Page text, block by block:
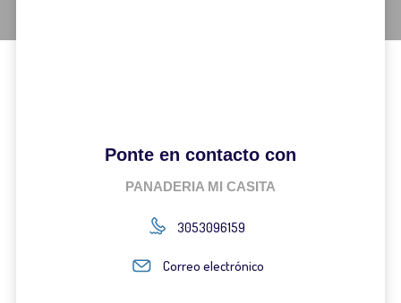
Ponte en contacto con
PANADERIA MI CASITA
3053096159
Correo electrónico